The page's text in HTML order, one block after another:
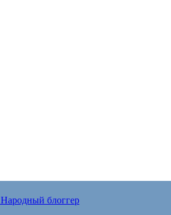
Народный блоггер